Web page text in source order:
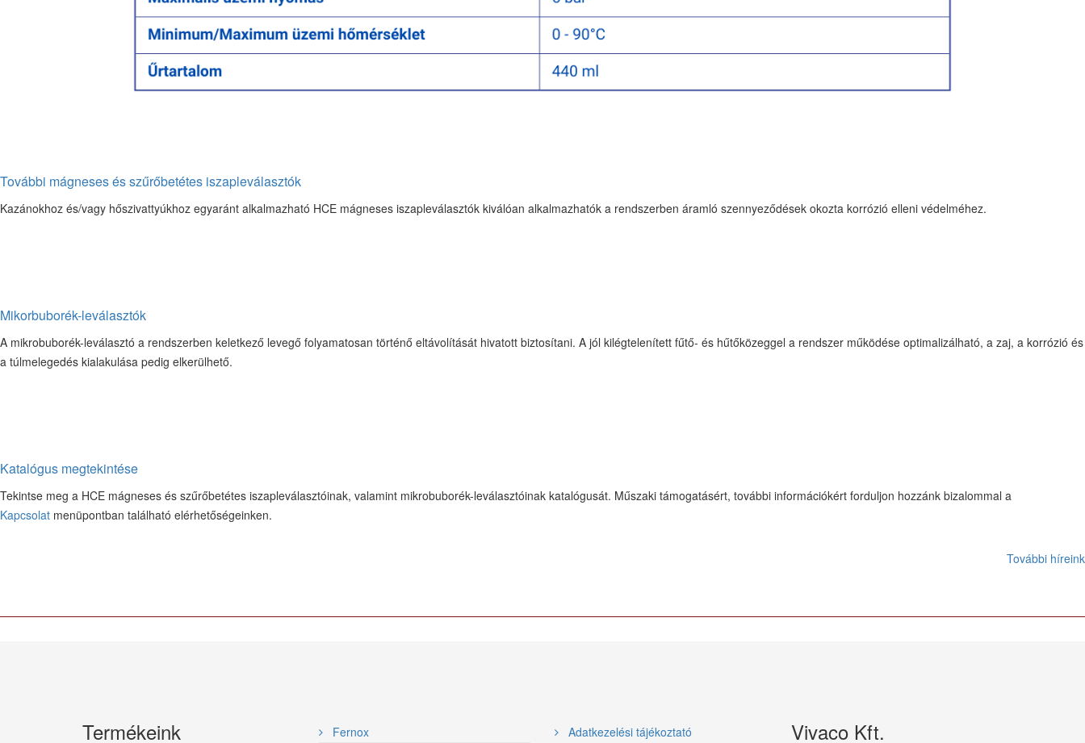
További mágneses és szűrőbetétes iszapleválasztók
Kazánokhoz és/vagy hőszivattyúkhoz egyaránt alkalmazható HCE mágneses iszapleválasztók kiválóan alkalmazhatók a rendszerben áramló szennyeződések okozta korrózió elleni védelméhez.
Mikorbuborék-leválasztók
A mikrobuborék-leválasztó a rendszerben keletkező levegő folyamatosan történő eltávolítását hivatott biztosítani. A jól kilégtelenített fűtő- és hűtőközeggel a rendszer működése optimalizálható, a zaj, a korrózió és
a túlmelegedés kialakulása pedig elkerülhető.
Katalógus megtekintése
Tekintse meg a HCE mágneses és szűrőbetétes iszapleválasztóinak, valamint mikrobuborék-leválasztóinak katalógusát. Műszaki támogatásért, további információkért forduljon hozzánk bizalommal a
Kapcsolat menüpontban található elérhetőségeinken.
További híreink
Termékeink Fernox Adatkezelési tájékoztató Vivaco Kft.